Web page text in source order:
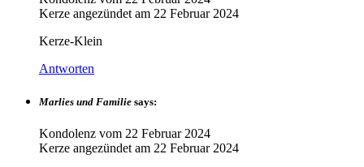
Kerze angezündet am 22 Februar 2024
Kerze-Klein
Antworten
Marlies und Familie says:
Kondolenz vom 22 Februar 2024
Kerze angezündet am 22 Februar 2024